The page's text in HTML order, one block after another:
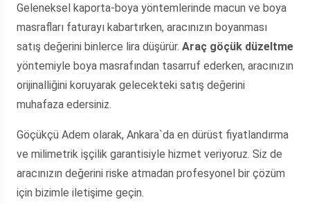
Geleneksel kaporta-boya yöntemlerinde macun ve boya
masrafları faturayı kabartırken, aracınızın boyanması
satış değerini binlerce lira düşürür. Araç göçük düzeltme
yöntemiyle boya masrafından tasarruf ederken, aracınızın
orijinalliğini koruyarak gelecekteki satış değerini
muhafaza edersiniz.
Göçükçü Adem olarak, Ankara`da en dürüst fiyatlandırma
ve milimetrik işçilik garantisiyle hizmet veriyoruz. Siz de
aracınızın değerini riske atmadan profesyonel bir çözüm
için bizimle iletişime geçin.